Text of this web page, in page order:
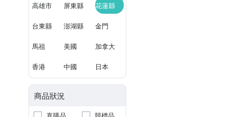
高雄市 屏東縣 花蓮縣
台東縣 澎湖縣 金門
馬祖 美國 加拿大
香港 中國 日本
商品狀況